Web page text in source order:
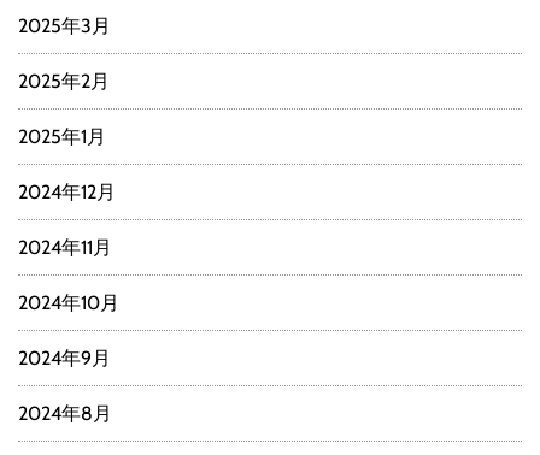
2025年3月
2025年2月
2025年1月
2024年12月
2024年11月
2024年10月
2024年9月
2024年8月